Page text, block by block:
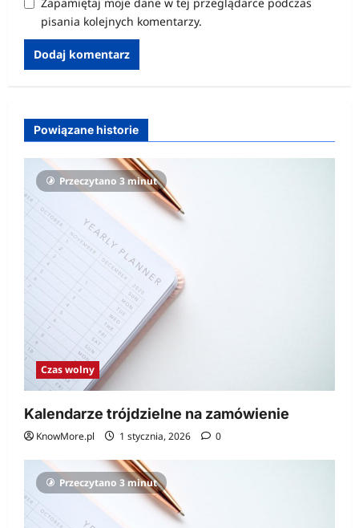
pisania kolejnych komentarzy.
Powiązane historie
Przeczytano 3 minut
Czas wolny
Kalendarze trójdzielne na zamówienie
KnowMore.pl 1 stycznia, 2026 0
Przeczytano 3 minut